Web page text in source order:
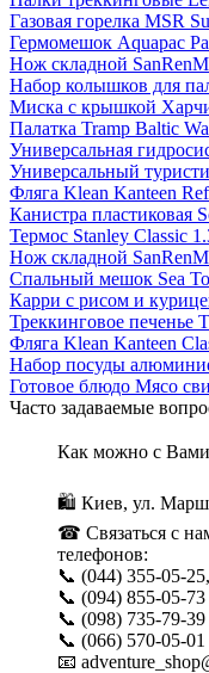
Газовая горелка MSR
Гермомешок Aquapac
Нож складной
Набор колышков для
Миска с крышкой
Палатка Tramp Baltic
Универсальная
Универсальный
Фляга Klean Kanteen
Канистра пластиковая
Термос Stanley Classic
Нож складной
Спальный мешок Sea
Карри с рисом и
Треккинговое печенье
Фляга Klean Kanteen
Набор посуды
Готовое блюдо Мясо
Часто задаваемые
Как можно с Вами
🛍 Киев, ул.
☎ Связаться с
телефонов:
📞 (044) 355-05-25,
📞 (094) 855-05-73
📞 (098)
📞 (066) 570-05-01
📧